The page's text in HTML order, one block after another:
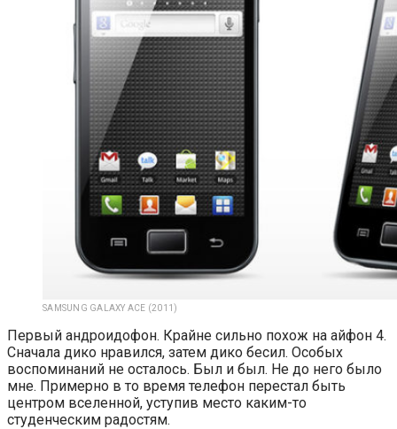
SAMSUNG GALAXY ACE (2011)
Первый андроидофон. Крайне сильно похож на айфон 4.
Сначала дико нравился, затем дико бесил. Особых
воспоминаний не осталось. Был и был. Не до него было
мне. Примерно в то время телефон перестал быть
центром вселенной, уступив место каким-то
студенческим радостям.